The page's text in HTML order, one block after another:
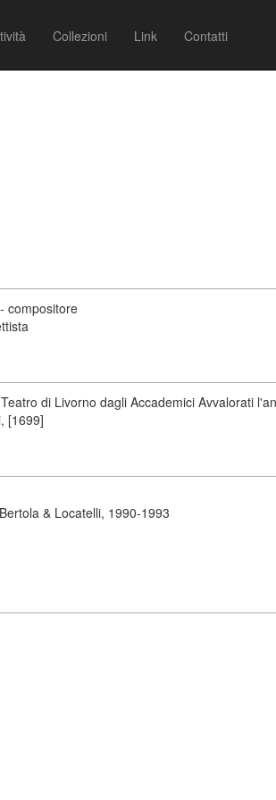
Collezioni Link Contatti
- compositore
di Livorno dagli Accademici Avvalorati
[1699]
& Locatelli, 1990-1993